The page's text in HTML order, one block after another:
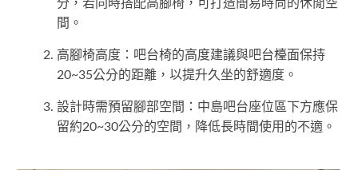
分，若同時搭配高腳椅，可打造簡易時尚的休閒空
間。
高腳椅高度：吧台椅的高度建議與吧台檯面保持
20~35公分的距離，以提升久坐的舒適度。
設計時需預留腳部空間：中島吧台座位區下方應保
留約20~30公分的空間，降低長時間使用的不適。